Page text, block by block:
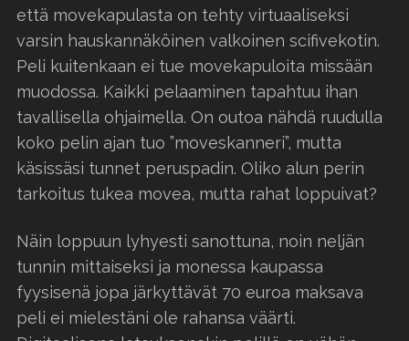
että movekapulasta on tehty virtuaaliseksi
varsin hauskannäköinen valkoinen scifivekotin.
Peli kuitenkaan ei tue movekapuloita missään
muodossa. Kaikki pelaaminen tapahtuu ihan
tavallisella ohjaimella. On outoa nähdä ruudulla
koko pelin ajan tuo ”moveskanneri”, mutta
käsissäsi tunnet peruspadin. Oliko alun perin
tarkoitus tukea movea, mutta rahat loppuivat?
Näin loppuun lyhyesti sanottuna, noin neljän
tunnin mittaiseksi ja monessa kaupassa
fyysisenä jopa järkyttävät 70 euroa maksava
peli ei mielestäni ole rahansa väärti.